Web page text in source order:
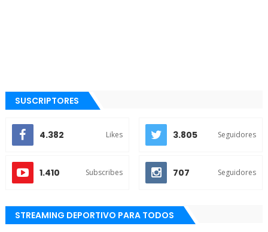
SUSCRIPTORES
4.382 Likes 3.805 Seguidores
1.410 Subscribes 707 Seguidores
STREAMING DEPORTIVO PARA TODOS